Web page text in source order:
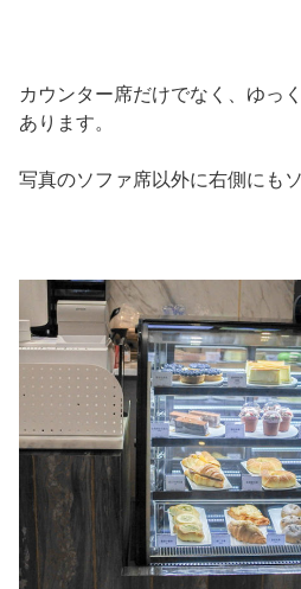
カウンター席だけでなく、ゆっ
あります。
写真のソファ席以外に右側にも